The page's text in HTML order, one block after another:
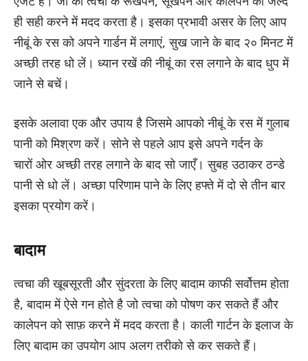
ही सही करने में मदद करता है। इसका प्रभावी असर के लिए आप
नीबूं के रस को अपने गार्डन में लगाएं, सुख जाने के बाद २० मिनट में
अच्छी तरह धो लें। ध्यान रखें की नीबूं का रस लगाने के बाद धुप में
जाने से बचें।
इसके अलावा एक और उपाय है जिसमे आपको नीबूं के रस में गुलाब
पानी को मिश्रण करें। सोने से पहले आप इसे अपने गर्दन के
चारों ओर अच्छी तरह लगाने के बाद सो जाएँ। सुबह उठाकर ठन्डे
पानी से धो लें। अच्छा परिणाम पाने के लिए हफ्ते में दो से तीन बार
इसका प्रयोग करें।
बादाम
त्वचा की खूबसूरती और सुंदरता के लिए बादाम काफी सर्वोत्तम होता
है, बादाम में ऐसे गन होते है जो त्वचा को पोषण कर सकते हैं और
कालेपन को साफ़ करने में मदद करता है। काली गार्टन के इलाज के
लिए बादाम का उपयोग आप अलग तरीको से कर सकते हैं।